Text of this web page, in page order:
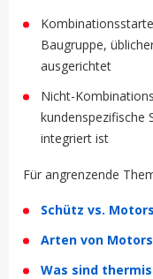
Baugruppe,
ausgerichtet
Nicht-
kundenspezifische
integriert ist
Für angrenzende
Schütz vs.
Arten von
Was sind